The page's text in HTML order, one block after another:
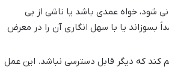
شود، خواه عمدی باشد یا ناشی از بی
بسوزاند یا با سهل انگاری آن را در معرض
کند که دیگر قابل دسترسی نباشد. این عمل